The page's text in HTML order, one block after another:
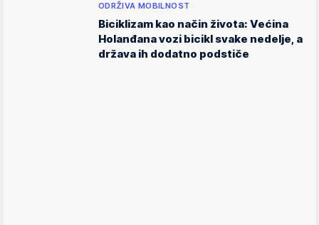
ODRŽIVA MOBILNOST
Biciklizam kao način života: Većina
Holanđana vozi bicikl svake nedelje, a
država ih dodatno podstiče